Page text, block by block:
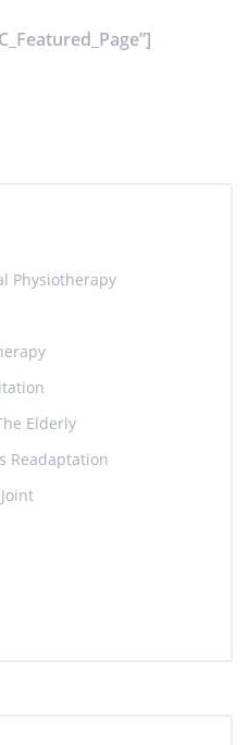
Physiotherapy
Elderly
Readaptation